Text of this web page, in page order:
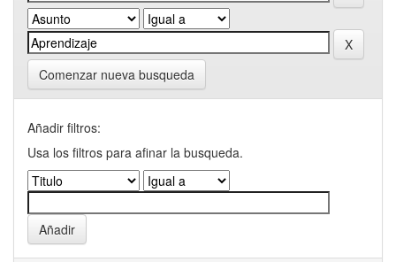
Comenzar nueva busqueda
Añadir filtros:
Usa los filtros para afinar la busqueda.